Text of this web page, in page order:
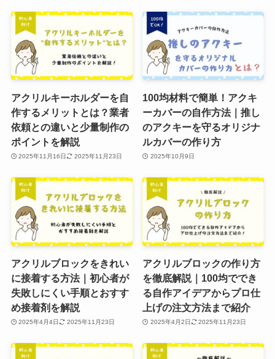
アクリルキーホルダーを自
作するメリットとは？業者
依頼との違いと少量制作の
ポイントを解説
2025年11月16日 2025年11月23日
100均材料で簡単！アクキ
ーカバーの自作方法｜推し
のアクキーを守るオリジナ
ルカバーの作り方
2025年10月9日
アクリルブロックをきれい
に接着する方法｜初心者が
失敗しにくい手順とおすす
め接着剤を解説
2025年4月4日 2025年11月23日
アクリルブロックの作り方
を徹底解説｜100均ででき
る自作アイデアからプロ仕
上げの注文方法まで紹介
2025年4月2日 2025年11月23日